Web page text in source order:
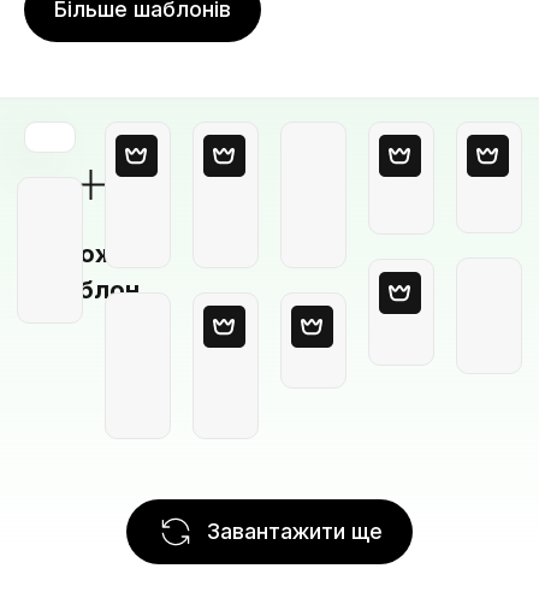
Більше шаблонів
Порожній
шаблон
Завантажити ще